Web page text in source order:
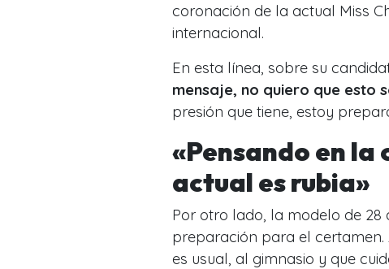
coronación de la actual Miss
internacional.
En esta línea, sobre su
mensaje, no quiero que esto
presión que tiene, estoy
«Pensando en
actual es rubia»
Por otro lado, la modelo de
preparación para el certamen.
es usual, al gimnasio y que